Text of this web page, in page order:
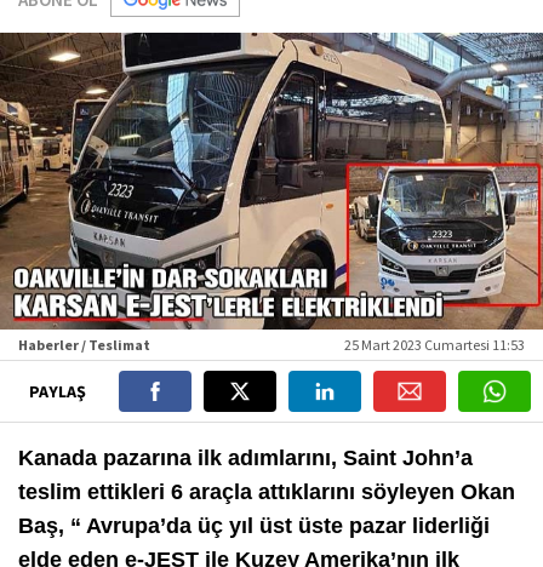
Haberler / Teslimat 25 Mart 2023 Cumartesi 11:53
PAYLAŞ
Kanada pazarına ilk adımlarını, Saint John’a
teslim ettikleri 6 araçla attıklarını söyleyen Okan
Baş, “ Avrupa’da üç yıl üst üste pazar liderliği
elde eden e-JEST ile Kuzey Amerika’nın ilk